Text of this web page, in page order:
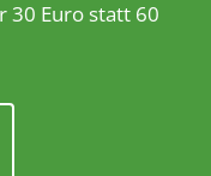
30 Euro statt 60